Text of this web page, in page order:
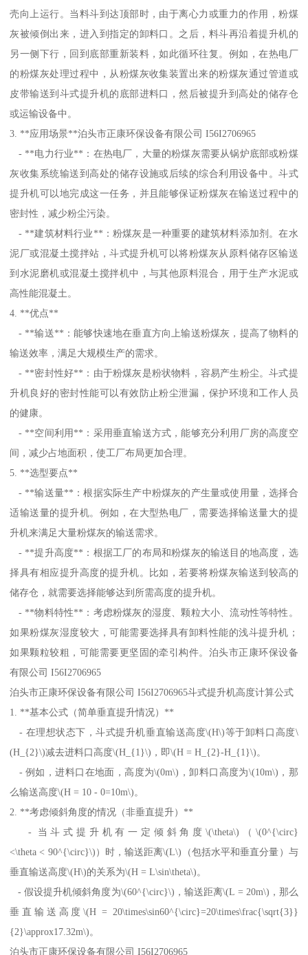
壳向上运行。当料斗到达顶部时，由于离心力或重力的作用，粉煤
灰被倾倒出来，进入到指定的卸料口。之后，料斗再沿着提升机的
另一侧下行，回到底部重新装料，如此循环往复。例如，在热电厂
的粉煤灰处理过程中，从粉煤灰收集装置出来的粉煤灰通过管道或
皮带输送到斗式提升机的底部进料口，然后被提升到高处的储存仓
或运输设备中。
3. **应用场景**泊头市正康环保设备有限公司 I56I2706965
- **电力行业**：在热电厂，大量的粉煤灰需要从锅炉底部或粉煤
灰收集系统输送到高处的储存设施或后续的综合利用设备中。斗式
提升机可以地完成这一任务，并且能够保证粉煤灰在输送过程中的
密封性，减少粉尘污染。
- **建筑材料行业**：粉煤灰是一种重要的建筑材料添加剂。在水
泥厂或混凝土搅拌站，斗式提升机可以将粉煤灰从原料储存区输送
到水泥磨机或混凝土搅拌机中，与其他原料混合，用于生产水泥或
高性能混凝土。
4. **优点**
- **输送**：能够快速地在垂直方向上输送粉煤灰，提高了物料的
输送效率，满足大规模生产的需求。
- **密封性好**：由于粉煤灰是粉状物料，容易产生粉尘。斗式提
升机良好的密封性能可以有效防止粉尘泄漏，保护环境和工作人员
的健康。
- **空间利用**：采用垂直输送方式，能够充分利用厂房的高度空
间，减少占地面积，使工厂布局更加合理。
5. **选型要点**
- **输送量**：根据实际生产中粉煤灰的产生量或使用量，选择合
适输送量的提升机。例如，在大型热电厂，需要选择输送量大的提
升机来满足大量粉煤灰的输送需求。
- **提升高度**：根据工厂的布局和粉煤灰的输送目的地高度，选
择具有相应提升高度的提升机。比如，若要将粉煤灰输送到较高的
储存仓，就需要选择能够达到所需高度的提升机。
- **物料特性**：考虑粉煤灰的湿度、颗粒大小、流动性等特性。
如果粉煤灰湿度较大，可能需要选择具有卸料性能的浅斗提升机；
如果颗粒较粗，可能需要更坚固的牵引构件。泊头市正康环保设备
有限公司 I56I2706965
泊头市正康环保设备有限公司 I56I2706965斗式提升机高度计算公式
1. **基本公式（简单垂直提升情况）**
- 在理想状态下，斗式提升机垂直输送高度\(H\)等于卸料口高度\
(H_{2}\)减去进料口高度\(H_{1}\)，即\(H = H_{2}-H_{1}\)。
- 例如，进料口在地面，高度为\(0m\)，卸料口高度为\(10m\)，那
么输送高度\(H = 10 - 0=10m\)。
2. **考虑倾斜角度的情况（非垂直提升）**
- 当斗式提升机有一定倾斜角度\(\theta\)（\(0^{\circ}
<\theta < 90^{\circ}\)）时，输送距离\(L\)（包括水平和垂直分量）与
垂直输送高度\(H\)的关系为\(H = L\sin\theta\)。
- 假设提升机倾斜角度为\(60^{\circ}\)，输送距离\(L = 20m\)，那么
垂直输送高度\(H = 20\times\sin60^{\circ}=20\times\frac{\sqrt{3}}
{2}\approx17.32m\)。
泊头市正康环保设备有限公司 I56I2706965